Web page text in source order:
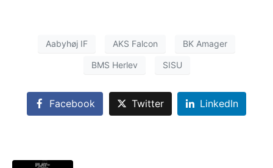
Aabyhøj IF AKS Falcon BK Amager
BMS Herlev SISU
Facebook Twitter LinkedIn